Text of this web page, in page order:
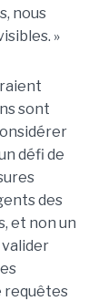
nous
»
sont
défi de
des
et non un
requêtes